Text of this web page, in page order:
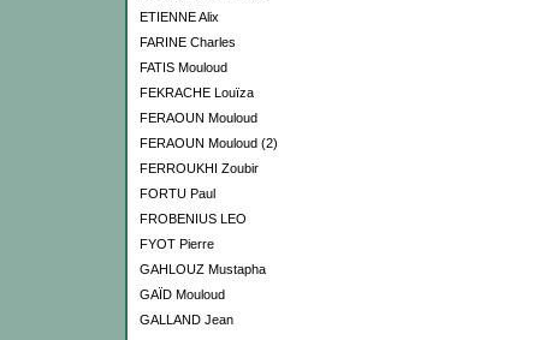
ETIENNE Alix
FARINE Charles
FATIS Mouloud
FEKRACHE Louïza
FERAOUN Mouloud
FERAOUN Mouloud (2)
FERROUKHI Zoubir
FORTU Paul
FROBENIUS LEO
FYOT Pierre
GAHLOUZ Mustapha
GAÏD Mouloud
GALLAND Jean